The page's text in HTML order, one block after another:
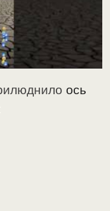
ось